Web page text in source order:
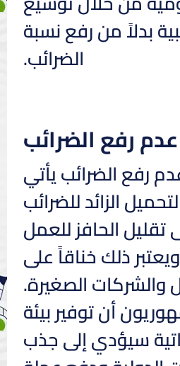
بدلاً من رفع نسبة
الضرائب.
رفع الضرائب
رفع الضرائب يأتي
الزائد للضرائب
الحافز للعمل
ذلك خناقاً على
والشركات الصغيرة.
أن توفير بيئة
سيؤدي إلى جذب